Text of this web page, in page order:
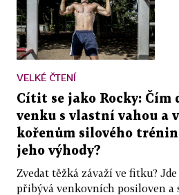
VELKÉ ČTENÍ
Cítit se jako Rocky:
venku s vlastní vahou a
kořenům silového
jeho výhody?
Zvedat těžká závaží ve fitku?
přibývá venkovních posiloven